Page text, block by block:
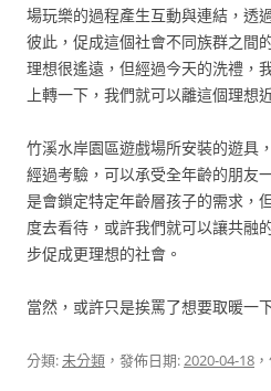
場玩樂的過程產生互動與連結，透
彼此，促成這個社會不同族群之間
理想很遙遠，但經過今天的洗禮，
上轉一下，我們就可以離這個理想
竹溪水岸園區遊戲場所安裝的遊具
經過考驗，可以承受全年齡的朋友
是會鎖定特定年齡層孩子的需求，
度去看待，或許我們就可以讓共融
步促成更理想的社會。
當然，或許只是挨罵了想要取暖一
分類:未分類 ，發佈日期:2020-04-18